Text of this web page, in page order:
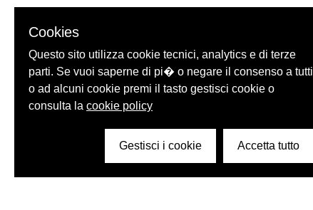
Cookies
Questo sito utilizza cookie tecnici, analytics e di terze
parti. Se vuoi saperne di pi� o negare il consenso a tutti
o ad alcuni cookie premi il tasto gestisci cookie o
consulta la cookie policy
Gestisci i cookie Accetta tutto